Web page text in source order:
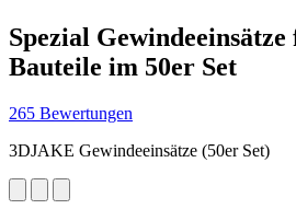
Spezial
Bauteile im 50er Set
265 Bewertungen
3DJAKE Gewindeeinsätze (50er Set)